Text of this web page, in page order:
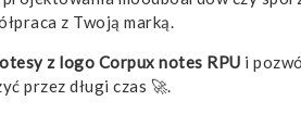
z Twoją marką.
z logo Corpux notes RPU i
przez długi czas 🚀.